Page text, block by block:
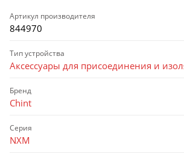
Артикул производителя
844970
Тип устройства
Аксессуары для присоединения и
Бренд
Chint
Серия
NXM